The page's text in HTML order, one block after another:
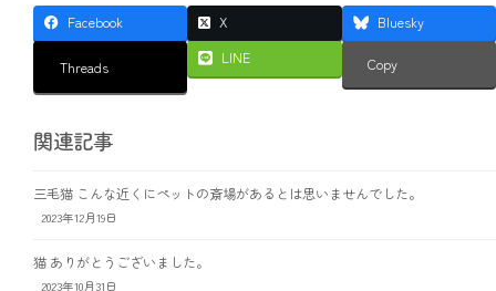
Facebook X Bluesky
Threads LINE Copy
関連記事
三毛猫 こんな近くにペットの斎場があるとは思いませんでした。
2023年12月19日
猫 ありがとうございました。
2023年10月31日